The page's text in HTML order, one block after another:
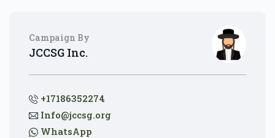
Campaign By
JCCSG Inc.
+17186352274
Info@jccsg.org
WhatsApp